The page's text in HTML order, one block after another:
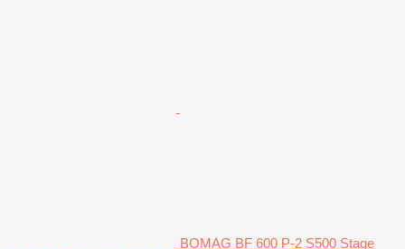
BOMAG BF 600 P-2 S500 Stage